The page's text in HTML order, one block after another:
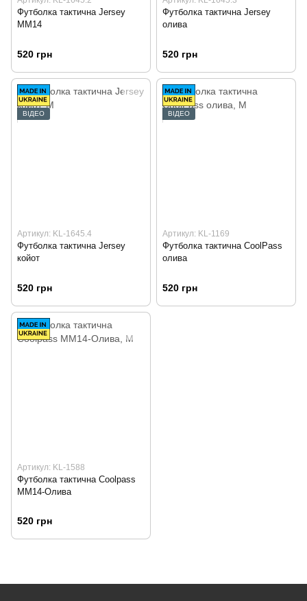
Футболка тактична Jersey
ММ14
520 грн
Футболка тактична Jersey
олива
520 грн
ВІДЕО
Артикул: KL-1645.4
Футболка тактична Jersey
койот
520 грн
ВІДЕО
Артикул: KL-1169
Футболка тактична CoolPass
олива
520 грн
Артикул: KL-1588
Футболка тактична Сoolpass
MM14-Олива
520 грн